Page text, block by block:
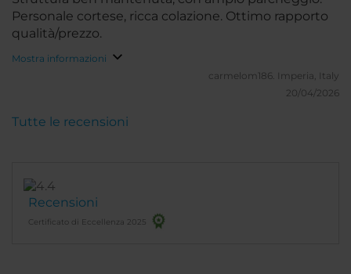
Personale cortese, ricca colazione. Ottimo rapporto
qualità/prezzo.
Mostra informazioni
carmelom186.
Imperia, Italy
20/04/2026
Recensioni
Certificato di Eccellenza 2025
Tutte le recensioni